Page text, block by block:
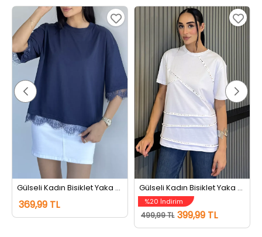
Gülseli Kadın Bisiklet Yaka Dantel Detaylı Tişört Lacivert
369,99 TL
Gülseli Kadın Bisiklet Yaka Tarz Tişört Beyaz
%20 İndirim
499,99 TL 399,99 TL